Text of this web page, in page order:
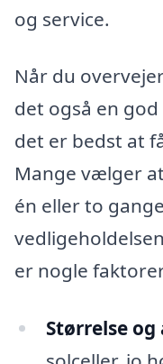
og service.
Når du
det også en
det er bedst at
Mange vælger
én eller to
er nogle
Størrelse